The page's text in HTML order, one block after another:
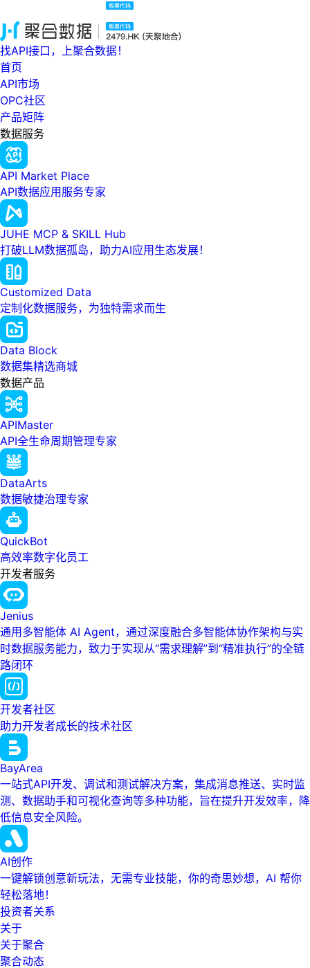
找API接口，上聚合数据！
首页
API市场
OPC社区
产品矩阵
数据服务
API Market Place
API数据应用服务专家
JUHE MCP & SKILL Hub
打破LLM数据孤岛，助力AI应用生态发展！
Customized Data
定制化数据服务，为独特需求而生
Data Block
数据集精选商城
数据产品
APIMaster
API全生命周期管理专家
DataArts
数据敏捷治理专家
QuickBot
高效率数字化员工
开发者服务
Jenius
通用多智能体 AI Agent，通过深度融合多智能体协作架构与实
时数据服务能力，致力于实现从“需求理解”到“精准执行”的全链
路闭环
开发者社区
助力开发者成长的技术社区
BayArea
一站式API开发、调试和测试解决方案，集成消息推送、实时监
测、数据助手和可视化查询等多种功能，旨在提升开发效率，降
低信息安全风险。
AI创作
一键解锁创意新玩法，无需专业技能，你的奇思妙想，AI 帮你
轻松落地！
投资者关系
关于
关于聚合
聚合动态